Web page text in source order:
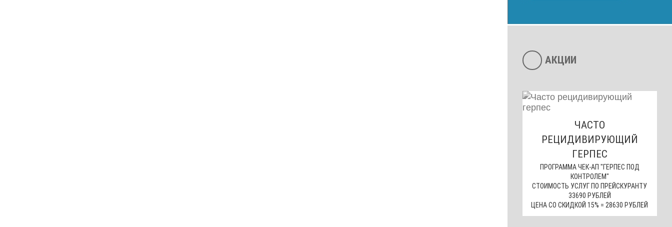
АКЦИИ
ЧАСТО
РЕЦИДИВИРУЮЩИЙ
ГЕРПЕС
ПРОГРАММА ЧЕК-АП "ГЕРПЕС ПОД
КОНТРОЛЕМ"
СТОИМОСТЬ УСЛУГ ПО ПРЕЙСКУРАНТУ
33690 РУБЛЕЙ
ЦЕНА СО СКИДКОЙ 15% = 28630 РУБЛЕЙ